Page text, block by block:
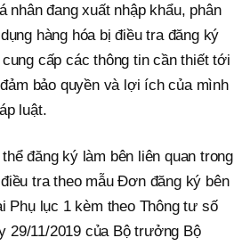
nhân đang xuất nhập khẩu, phân
hàng hóa bị điều tra đăng ký
cấp các thông tin cần thiết tới
bảo quyền và lợi ích của mình
luật.
đăng ký làm bên liên quan trong
tra theo mẫu Đơn đăng ký bên
Phụ lục 1 kèm theo Thông tư số
29/11/2019 của Bộ trưởng Bộ